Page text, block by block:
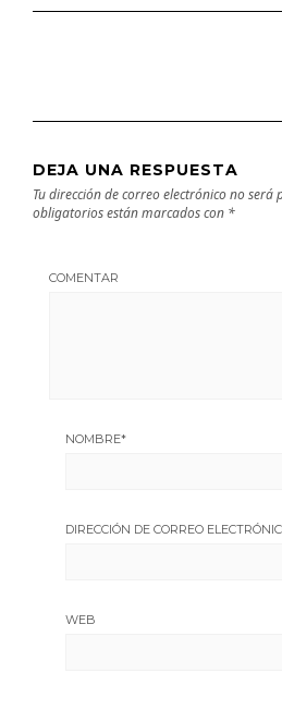
DEJA UNA RESPUESTA
Tu dirección de correo electrónico no será
obligatorios están marcados con *
COMENTAR
NOMBRE*
DIRECCIÓN DE CORREO
WEB